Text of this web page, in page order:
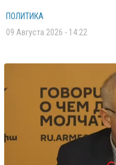
ПОЛИТИКА
09 Августа 2026 - 14:22